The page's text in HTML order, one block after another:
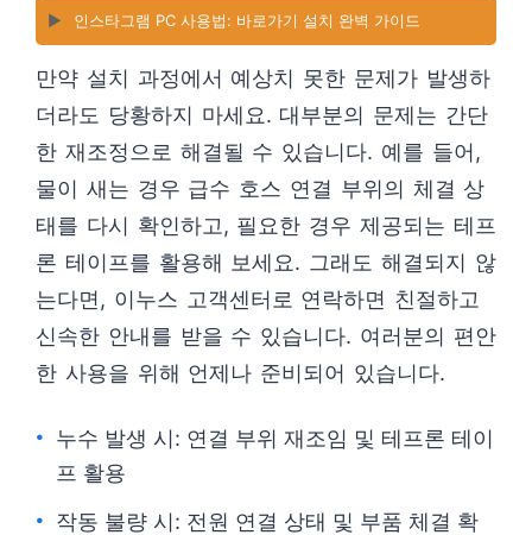
▶️ 인스타그램 PC 사용법: 바로가기 설치 완벽 가이드
만약 설치 과정에서 예상치 못한 문제가 발생하
더라도 당황하지 마세요. 대부분의 문제는 간단
한 재조정으로 해결될 수 있습니다. 예를 들어,
물이 새는 경우 급수 호스 연결 부위의 체결 상
태를 다시 확인하고, 필요한 경우 제공되는 테프
론 테이프를 활용해 보세요. 그래도 해결되지 않
는다면, 이누스 고객센터로 연락하면 친절하고
신속한 안내를 받을 수 있습니다. 여러분의 편안
한 사용을 위해 언제나 준비되어 있습니다.
누수 발생 시: 연결 부위 재조임 및 테프론 테이
프 활용
작동 불량 시: 전원 연결 상태 및 부품 체결 확